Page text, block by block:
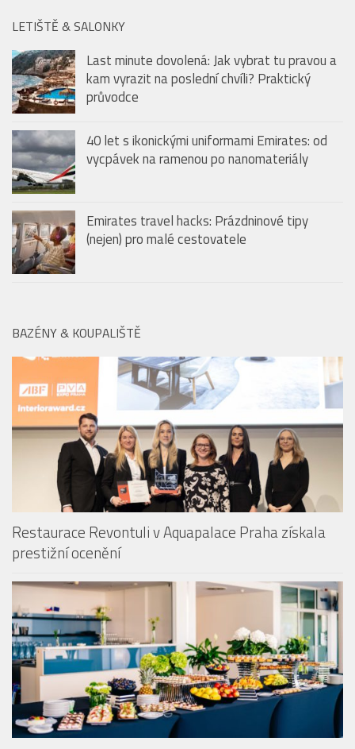
LETIŠTĚ & SALONKY
Last minute dovolená: Jak vybrat tu pravou a
kam vyrazit na poslední chvíli? Praktický
průvodce
40 let s ikonickými uniformami Emirates: od
vycpávek na ramenou po nanomateriály
Emirates travel hacks: Prázdninové tipy
(nejen) pro malé cestovatele
BAZÉNY & KOUPALIŠTĚ
Restaurace Revontuli v Aquapalace Praha získala
prestižní ocenění